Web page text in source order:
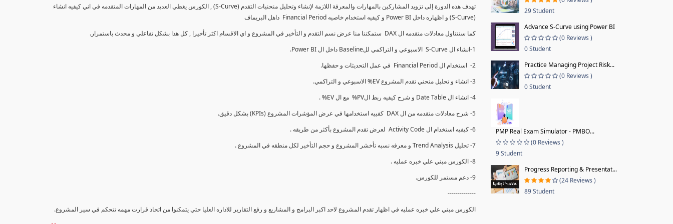
تهدف هذه الدورة إلى تزويد المشاركين بالمهارات والمعرفة اللازمة لإنشاء وتحليل منحنيات التقدم (S-Curve) , الكورس يغطي العديد من المهارات المتقدمه في اني كيفيه انشاء
(S-Curve) و اظهاره داخل Power BI و كيفيه استخدام خاصيه Financial Period داهل البريماف
كما سنتناول معادلات متقدمه ال DAX ستمكننا منا عرض نسم التقدم و التأخير في المشروع و اي الاقسام اكثر تأخيرا , كل هذا بشكل تفاعلي و محدث باستمرار.
1-انشاء ال S-Curve الاسبوعي و التراكمي للBaseline داخل ال Power BI.
2- استخدام ال Financial Period في عمل التحديثات و حفظها.
3- انشاء و تحليل منحني تقدم المشروع EV% الاسبوعي و التراكمي.
4- انشاء ال Date Table و شرح كيفيه ربط الPV% مع ال EV% .
5- شرح معادلات متقدمه من ال DAX كفييه استخدامها في عرض المؤشرات المشروع (KPIs) بشكل دقيق.
6- كيفيه استخدام ال Activity Code لعرض تقدم المشروع بأكثر من طريقه .
7- تحليل Trend Analysis و معرفه نسبه تأخشر المشروع و حجم التأخير لكل منطقه في المشروع .
8- الكورس مبني علي خبره عمليه .
9- دعم مستمر للكورس.
--------------
الكورس مبني علي خبره عمليه في اظهار تقدم المشروع لاحد اكبر البرامج و المشاريع و رفع التقارير للاداره العليا حتي يتمكنوا من اتخاذ قرارت مهمه تتحكم في سير المشروع.
29 Student
Advance S-Curve using Power BI
(0 Reviews )
0 Student
Practice Managing Project Risk...
(0 Reviews )
0 Student
PMP Real Exam Simulator - PMBO...
(0 Reviews )
9 Student
Progress Reporting & Presentat...
(24 Reviews )
89 Student